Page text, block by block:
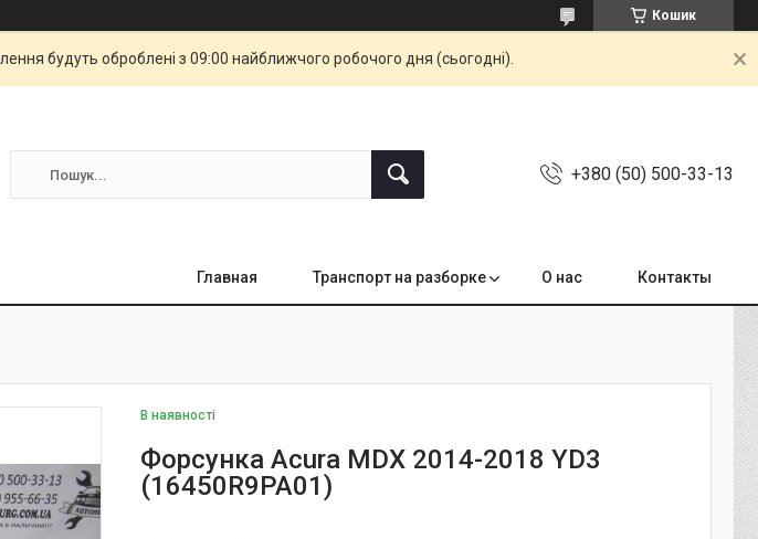
Кошик
будуть оброблені з 09:00 найближчого робочого дня (сьогодні).
+380 (50) 500-33-13
Главная Транспорт на разборке О нас Контакты
В наявності
Форсунка Acura MDX 2014-2018 YD3
(16450R9PA01)